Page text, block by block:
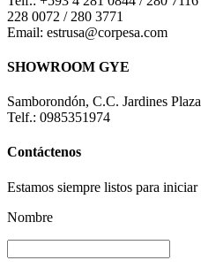
228 0072 / 280 3771
Email: estrusa@corpesa.com
SHOWROOM GYE
Samborondón, C.C. Jardines
Telf.: 0985351974
Contáctenos
Estamos siempre listos para
Nombre